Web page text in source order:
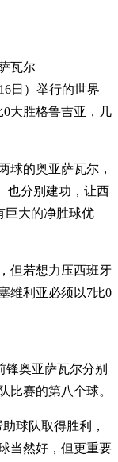
瓦尔
日）举行的世界
大胜格鲁吉亚，几
球的奥亚萨瓦尔，
也分别建功，让西
巨大的净胜球优
但若想力压西班牙
维利亚必须以7比0
锋奥亚萨瓦尔分别
比赛的第八个球。
球队取得胜利，
当然好，但更重要